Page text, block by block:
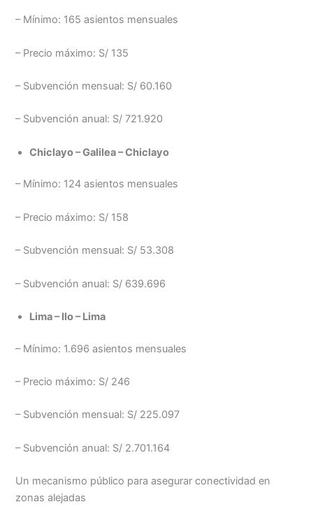
– Mínimo: 165 asientos mensuales
– Precio máximo: S/ 135
– Subvención mensual: S/ 60.160
– Subvención anual: S/ 721.920
Chiclayo – Galilea – Chiclayo
– Mínimo: 124 asientos mensuales
– Precio máximo: S/ 158
– Subvención mensual: S/ 53.308
– Subvención anual: S/ 639.696
Lima – Ilo – Lima
– Mínimo: 1.696 asientos mensuales
– Precio máximo: S/ 246
– Subvención mensual: S/ 225.097
– Subvención anual: S/ 2.701.164
Un mecanismo público para asegurar conectividad en
zonas alejadas